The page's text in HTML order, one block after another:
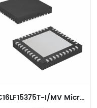
PIC16LF15375T-I/MV Microchip Technology Microcontrôleurs